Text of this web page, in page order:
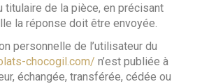
titulaire de la pièce, en précisant
la réponse doit être envoyée.
personnelle de l’utilisateur du
chocogil.com/ n’est publiée à
échangée, transférée, cédée ou